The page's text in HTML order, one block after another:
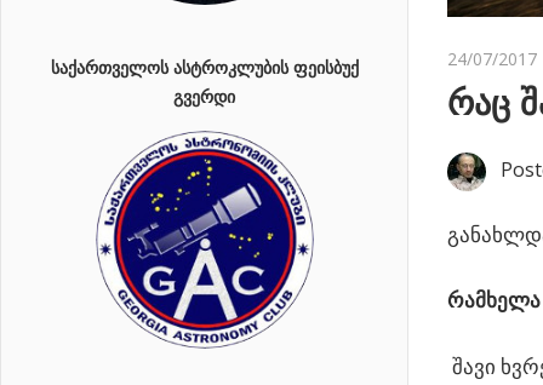
24/07/2017
რაც
რამხელა
შავი
ᲡᲐᲥᲐᲠᲗᲕᲔᲚᲝᲡ ᲐᲡᲢᲠᲝᲙᲚᲣᲑᲘᲡ ᲤᲔᲘᲡᲑᲣᲥ
ᲒᲕᲔᲠᲓᲘ